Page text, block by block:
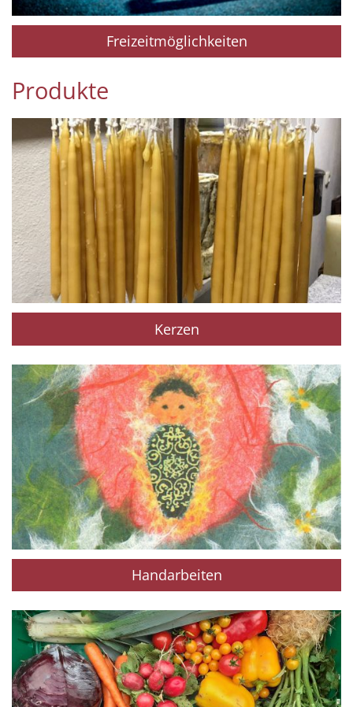
Freizeitmöglichkeiten
Produkte
Kerzen
Handarbeiten